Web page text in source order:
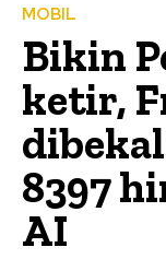
MOBIL
Bikin
ketir,
8397
AI